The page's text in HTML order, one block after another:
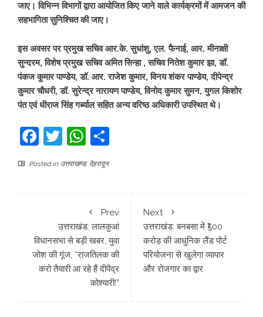
जाए। विभिन्न विभागों द्वारा आयोजित किए जाने वाले कार्यक्रमों में आमजन की
सहभागिता सुनिश्चित की जाए।
इस अवसर पर प्रमुख सचिव आर.के. सुधांशु, एल. फैनाई, आर. मीनाक्षी
सुन्दरम, विशेष प्रमुख सचिव अमित सिन्हा , सचिव नितेश कुमार झा, डॉ.
पंकज कुमार पाण्डेय, डॉ. आर. राजेश कुमार, विनय शंकर पाण्डेय, दीपेन्द्र
कुमार चौधरी, डॉ. सुरेन्द्र नारायण पाण्डेय, विनोद कुमार सुमन, युगल किशोर
पंत एवं धीराज सिंह गर्ब्याल सहित अन्य वरिष्ठ अधिकारी उपस्थित थे।
Facebook
TwitterWhatsApp
Posted in उत्तराखण्ड, देहरादून
Prev
उत्तराखंड: लालकुआं
विधानसभा से बड़ी खबर, युवा
जोश की गूंज, “राजतिलक की
करो तैयारी आ रहे हैं दीपेंद्र
कोश्यारी!”
Next
उत्तराखंड: बनबसा में ₹500
करोड़ की आधुनिक लैंड पोर्ट
परियोजना से खुलेगा व्यापार
और रोजगार का द्वार